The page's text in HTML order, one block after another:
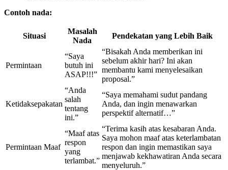
Contoh nada:
Situasi
Masalah
Nada
Pendekatan yang Lebih Baik
Permintaan
“Saya
butuh ini
ASAP!!!”
“Bisakah Anda memberikan ini
sebelum akhir hari? Ini akan
membantu kami menyelesaikan
proposal.”
Ketidaksepakatan
“Anda
salah
tentang
ini.”
“Saya memahami sudut pandang
Anda, dan ingin menawarkan
perspektif alternatif…”
Permintaan Maaf
“Maaf atas
respon
yang
terlambat.”
“Terima kasih atas kesabaran Anda.
Saya mohon maaf atas keterlambatan
respon dan ingin memastikan saya
menjawab kekhawatiran Anda secara
menyeluruh.”